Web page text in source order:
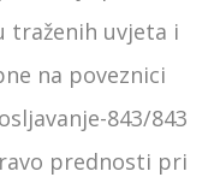
traženih uvjeta i
na poveznici
843/843
prednosti pri